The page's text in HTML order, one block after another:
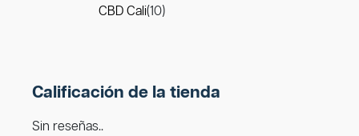
CBD Cali(10)
Calificación de la tienda
Sin reseñas..